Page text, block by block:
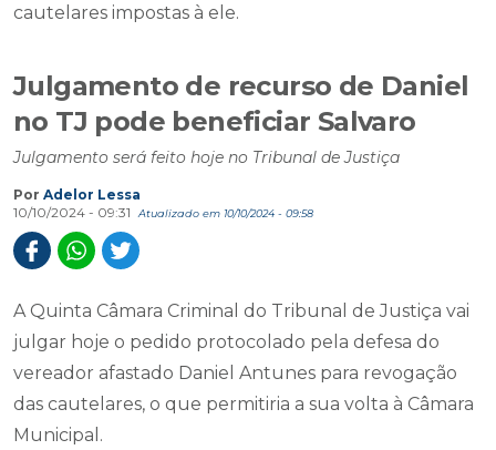
cautelares impostas à ele.
Julgamento de recurso de Daniel
no TJ pode beneficiar Salvaro
Julgamento será feito hoje no Tribunal de Justiça
Por Adelor Lessa
10/10/2024 - 09:31
Atualizado em 10/10/2024 - 09:58
A Quinta Câmara Criminal do Tribunal de Justiça vai
julgar hoje o pedido protocolado pela defesa do
vereador afastado Daniel Antunes para revogação
das cautelares, o que permitiria a sua volta à Câmara
Municipal.